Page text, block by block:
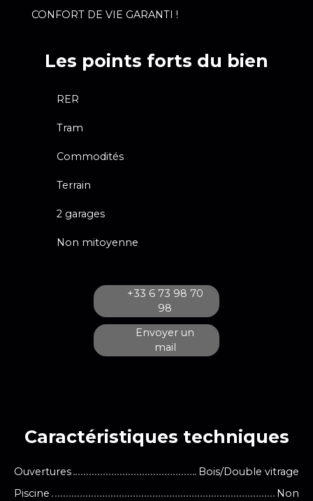
CONFORT DE VIE GARANTI !
Les points forts du bien
RER
Tram
Commodités
Terrain
2 garages
Non mitoyenne
+33 6 73 98 70
98
Envoyer un
mail
Caractéristiques techniques
Ouvertures
Bois/Double vitrage
Piscine
Non